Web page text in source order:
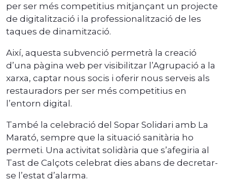
per ser més competitius mitjançant un projecte
de digitalització i la professionalització de les
taques de dinamització.
Així, aquesta subvenció permetrà la creació
d’una pàgina web per visibilitzar l’Agrupació a la
xarxa, captar nous socis i oferir nous serveis als
restauradors per ser més competitius en
l’entorn digital.
També la celebració del Sopar Solidari amb La
Marató, sempre que la situació sanitària ho
permeti. Una activitat solidària que s’afegiria al
Tast de Calçots celebrat dies abans de decretar-
se l’estat d’alarma.